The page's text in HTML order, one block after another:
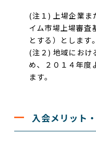
(注１) 上場企業ま
イム市場上場審査
とする）とします。
(注２) 地域におけ
め、２０１４年度
ます。
入会メリット